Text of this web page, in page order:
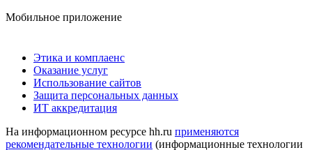
Мобильное приложение
Этика и комплаенс
Оказание услуг
Использование сайтов
Защита персональных данных
ИТ аккредитация
На информационном ресурсе hh.ru применяются
рекомендательные технологии (информационные технологии